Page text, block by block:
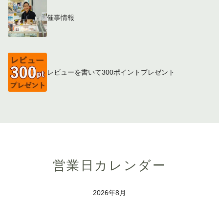
催事情報
レビューを書いて300ポイントプレゼント
営業日カレンダー
2026年8月